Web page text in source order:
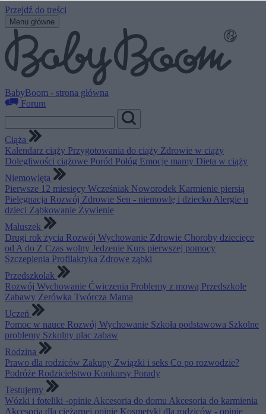
Przejdź do treści
Menu główne
BabyBoom - strona główna
Forum
Ciąża
Kalendarz ciąży Przygotowania do ciąży Zdrowie w ciąży
Dolegliwości ciążowe Poród Połóg Emocje mamy Dieta w ciąży
Niemowlęta
Pierwsze 12 miesięcy Wcześniak Noworodek Karmienie piersią
Pielęgnacja Rozwój Zdrowie Sen - niemowlę i dziecko Alergie u
dzieci Ząbkowanie Żywienie
Maluszek
Drugi rok życia Rozwój Wychowanie Zdrowie Choroby dziecięce
od A do Z Czas wolny Jedzenie Kurs pierwszej pomocy
Szczepienia Profilaktyka Zdrowe ząbki
Przedszkolak
Rozwój Wychowanie Ćwiczenia Problemy z mową Przedszkole
Zabawy Zerówka Twórcza Mama
Uczeń
Pomoc w nauce Rozwój Wychowanie Szkoła podstawowa Szkolne
problemy Szkolny plac zabaw
Rodzina
Prawo dla rodziców Zakupy Związki i seks Co po rozwodzie?
Podróże Rodzicielstwo Konkursy Porady
Testujemy
Wózki i foteliki -opinie Akcesoria do domu Akcesoria do karmienia
Akcesoria dla ciężarnej opinie Kosmetyki dla rodziców - opinie